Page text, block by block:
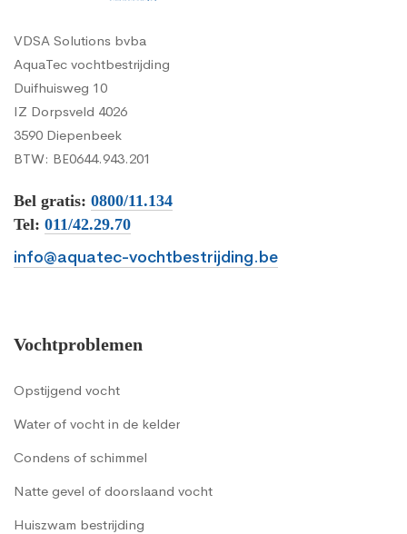
VDSA Solutions bvba
AquaTec vochtbestrijding
Duifhuisweg 10
IZ Dorpsveld 4026
3590 Diepenbeek
BTW: BE0644.943.201
Bel gratis: 0800/11.134
Tel: 011/42.29.70
info@aquatec-vochtbestrijding.be
Vochtproblemen
Opstijgend vocht
Water of vocht in de kelder
Condens of schimmel
Natte gevel of doorslaand vocht
Huiszwam bestrijding